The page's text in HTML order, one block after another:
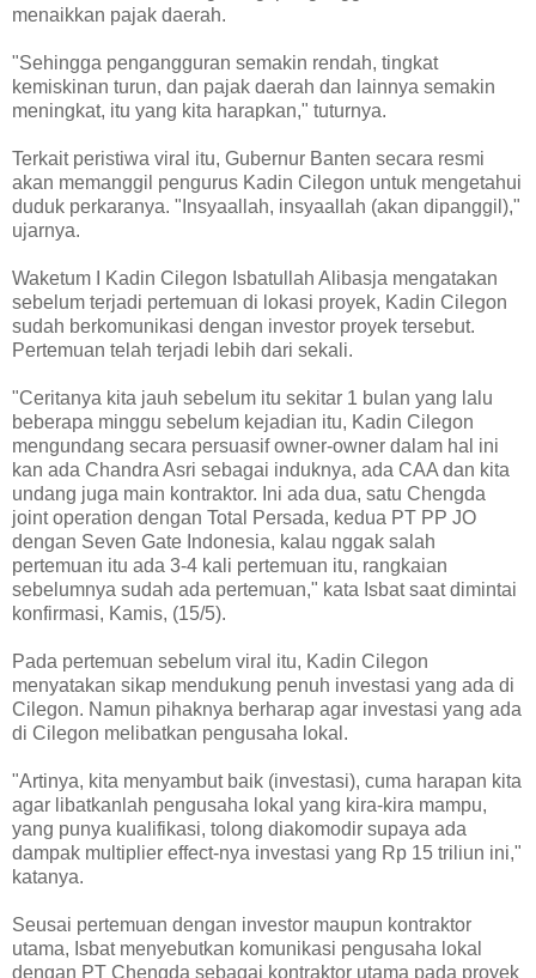
menaikkan pajak daerah.
"Sehingga pengangguran semakin rendah, tingkat
kemiskinan turun, dan pajak daerah dan lainnya semakin
meningkat, itu yang kita harapkan," tuturnya.
Terkait peristiwa viral itu, Gubernur Banten secara resmi
akan memanggil pengurus Kadin Cilegon untuk mengetahui
duduk perkaranya. "Insyaallah, insyaallah (akan dipanggil),"
ujarnya.
Waketum I Kadin Cilegon Isbatullah Alibasja mengatakan
sebelum terjadi pertemuan di lokasi proyek, Kadin Cilegon
sudah berkomunikasi dengan investor proyek tersebut.
Pertemuan telah terjadi lebih dari sekali.
"Ceritanya kita jauh sebelum itu sekitar 1 bulan yang lalu
beberapa minggu sebelum kejadian itu, Kadin Cilegon
mengundang secara persuasif owner-owner dalam hal ini
kan ada Chandra Asri sebagai induknya, ada CAA dan kita
undang juga main kontraktor. Ini ada dua, satu Chengda
joint operation dengan Total Persada, kedua PT PP JO
dengan Seven Gate Indonesia, kalau nggak salah
pertemuan itu ada 3-4 kali pertemuan itu, rangkaian
sebelumnya sudah ada pertemuan," kata Isbat saat dimintai
konfirmasi, Kamis, (15/5).
Pada pertemuan sebelum viral itu, Kadin Cilegon
menyatakan sikap mendukung penuh investasi yang ada di
Cilegon. Namun pihaknya berharap agar investasi yang ada
di Cilegon melibatkan pengusaha lokal.
"Artinya, kita menyambut baik (investasi), cuma harapan kita
agar libatkanlah pengusaha lokal yang kira-kira mampu,
yang punya kualifikasi, tolong diakomodir supaya ada
dampak multiplier effect-nya investasi yang Rp 15 triliun ini,"
katanya.
Seusai pertemuan dengan investor maupun kontraktor
utama, Isbat menyebutkan komunikasi pengusaha lokal
dengan PT Chengda sebagai kontraktor utama pada proyek